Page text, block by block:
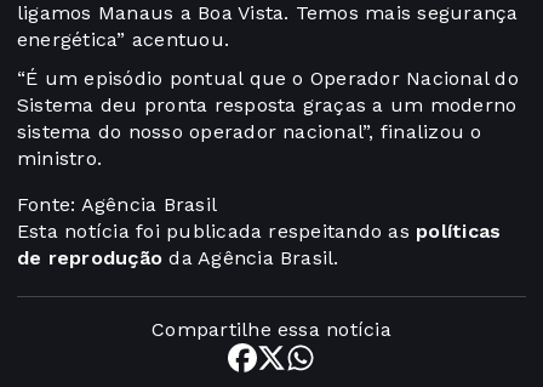
ligamos Manaus a Boa Vista. Temos mais segurança
energética” acentuou.
“É um episódio pontual que o Operador Nacional do
Sistema deu pronta resposta graças a um moderno
sistema do nosso operador nacional”, finalizou o
ministro.
Fonte: Agência Brasil
Esta notícia foi publicada respeitando as políticas
de reprodução da Agência Brasil.
Compartilhe essa notícia